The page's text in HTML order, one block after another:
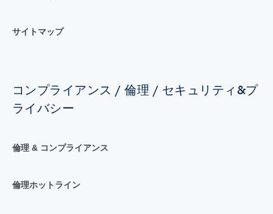
サイトマップ
コンプライアンス / 倫理 / セキュリティ&プ
ライバシー
倫理 & コンプライアンス
倫理ホットライン